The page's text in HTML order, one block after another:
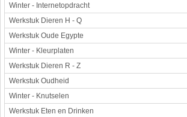
Winter - Internetopdracht
Werkstuk Dieren H - Q
Werkstuk Oude Egypte
Winter - Kleurplaten
Werkstuk Dieren R - Z
Werkstuk Oudheid
Winter - Knutselen
Werkstuk Eten en Drinken